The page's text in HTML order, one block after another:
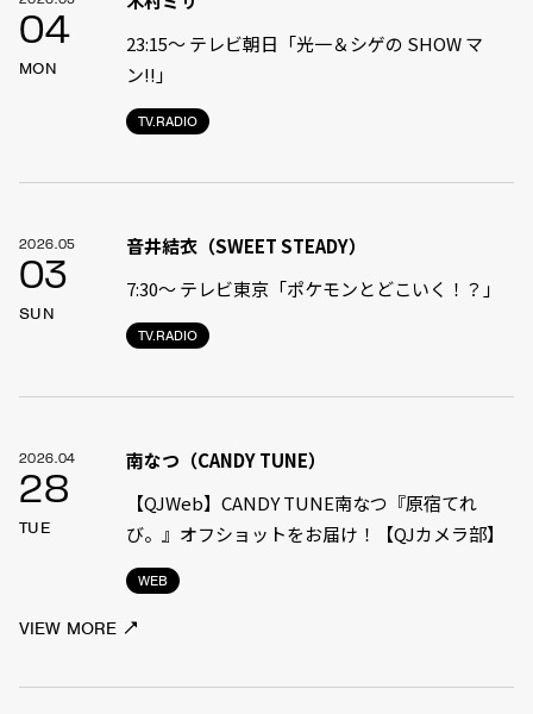
04
MON
TV.RADIO
23:15〜 テレビ朝日「光一＆シゲの SHOW マ
ン!!」
2026.05
03
SUN
TV.RADIO
音井結衣（SWEET STEADY）
7:30〜 テレビ東京「ポケモンとどこいく！？」
2026.04
28
TUE
WEB
南なつ（CANDY TUNE）
【QJWeb】CANDY TUNE南なつ『原宿てれ
び。』オフショットをお届け！【QJカメラ部】
VIEW MORE